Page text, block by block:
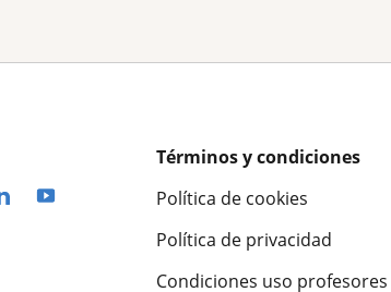
Términos y condiciones
Política de cookies
Política de privacidad
Condiciones uso profesores